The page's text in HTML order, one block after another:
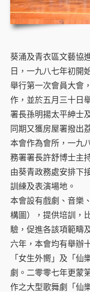
葵涌及青衣區文藝協
日，一九八七年初開
舉行第一次會員大會
作，並於五月三十日
署長孫明揚太平紳士
同期又獲房屋署撥出
本會作為會所，一九
務署署長許舒博士主
由葵青政務處安排下
訓練及表演場地。
本會設有戲劇、音樂
構圖），提供培訓，
驗，促進各該項範疇
六年，本會均有舉辦
「女生外嚮」及「仙
劇。二零零七年更蒙
作之大型歌舞劇「仙